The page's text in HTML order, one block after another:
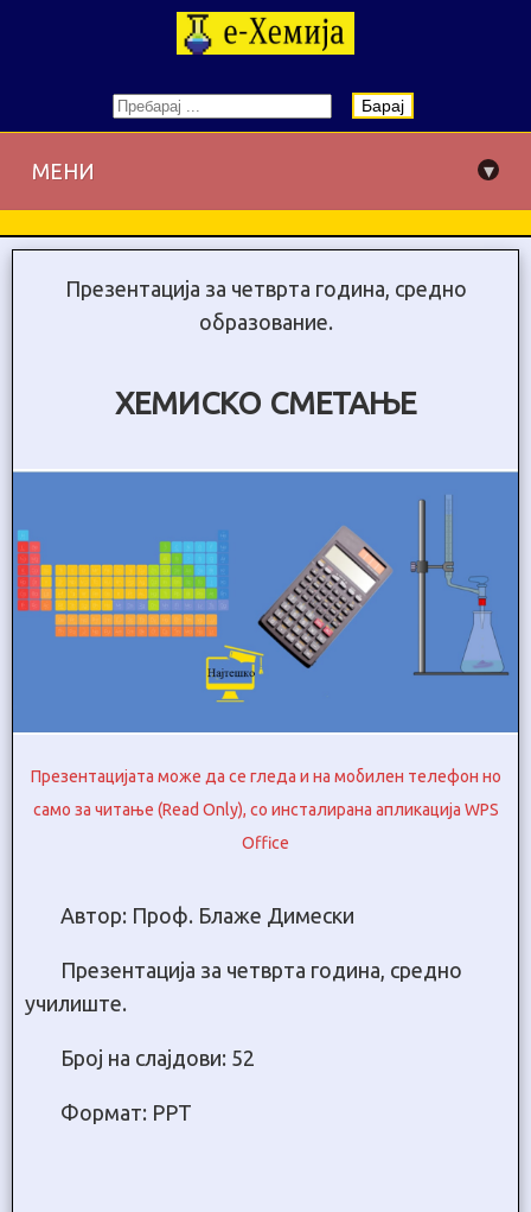
Барај
МЕНИ ▾
Презентација за четврта година, средно
образование.
ХЕМИСКО СМЕТАЊЕ
Презентацијата може да се гледа и на мобилен телефон но
само за читање (Read Only), со инсталирана апликација WPS
Office
Автор: Проф. Блаже Димески
Презентација за четврта година, средно
училиште.
Број на слајдови: 52
Формат: PPT